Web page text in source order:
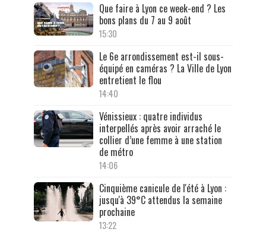
Que faire à Lyon ce week-end ? Les
bons plans du 7 au 9 août
15:30
Le 6e arrondissement est-il sous-
équipé en caméras ? La Ville de Lyon
entretient le flou
14:40
Vénissieux : quatre individus
interpellés après avoir arraché le
collier d’une femme à une station
de métro
14:06
Cinquième canicule de l'été à Lyon :
jusqu'à 39°C attendus la semaine
prochaine
13:22